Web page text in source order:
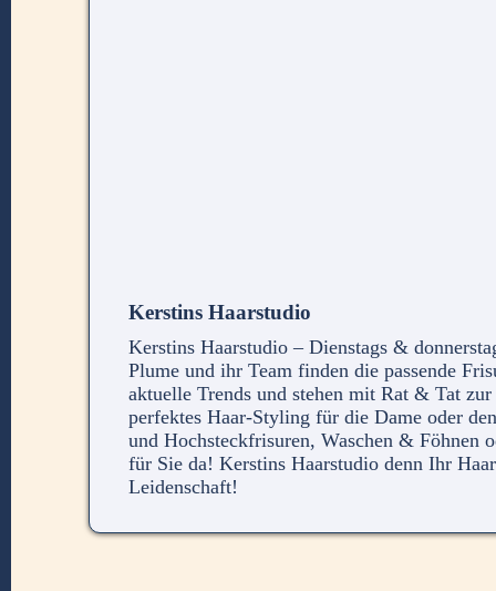
Kerstins Haarstudio
Kerstins Haarstudio – Dienstags &
Plume und ihr Team finden die passende
aktuelle Trends und stehen mit Rat & Tat
perfektes Haar-Styling für die Dame oder
und Hochsteckfrisuren, Waschen & Föhnen
für Sie da! Kerstins Haarstudio denn Ihr
Leidenschaft!